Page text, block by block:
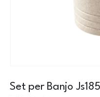
Set per Banjo